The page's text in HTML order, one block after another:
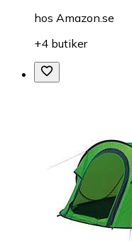
hos Amazon.se
+4 butiker